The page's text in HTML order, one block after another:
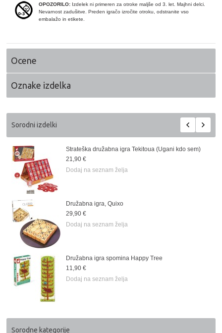
OPOZORILO: Izdelek ni primeren za otroke maljše od 3. let. Majhni delci.
Nevarnost zadušitve. Preden igračo izročite otroku, odstranite vso
embalažo in etikete.
Ocene
Oznake izdelka
Sorodni izdelki
Strateška družabna igra Tekitoua (Ugani kdo sem)
21,90 €
Dodaj na seznam želja
Družabna igra, Quixo
29,90 €
Dodaj na seznam želja
Družabna igra spomina Happy Tree
11,90 €
Dodaj na seznam želja
Sorodne kategorije